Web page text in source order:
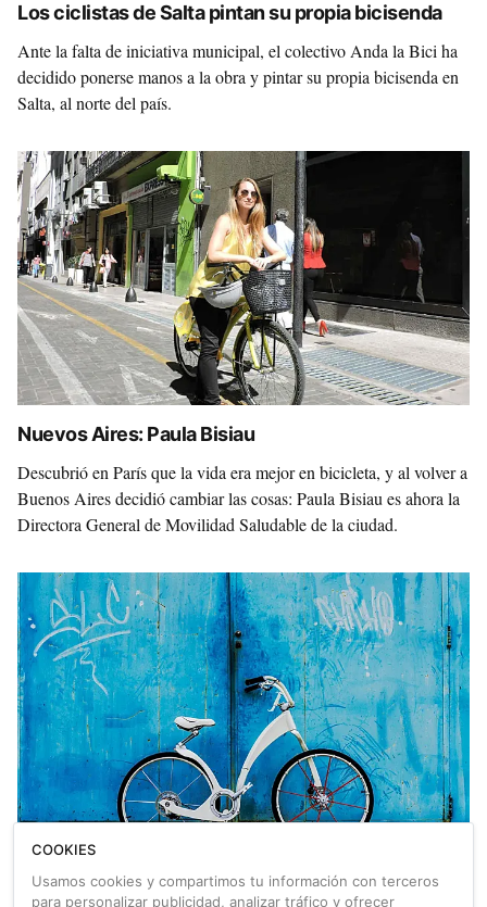
Los ciclistas de Salta pintan su propia bicisenda
Ante la falta de iniciativa municipal, el colectivo Anda la Bici ha
decidido ponerse manos a la obra y pintar su propia bicisenda en
Salta, al norte del país.
Nuevos Aires: Paula Bisiau
Descubrió en París que la vida era mejor en bicicleta, y al volver a
Buenos Aires decidió cambiar las cosas: Paula Bisiau es ahora la
Directora General de Movilidad Saludable de la ciudad.
Gi Bike: eléctrica, plegable y argentina
Dos alumnos de la Universidad Nacional de Córdoba (UNC),
COOKIES
Usamos cookies y compartimos tu información con terceros
para personalizar publicidad, analizar tráfico y ofrecer